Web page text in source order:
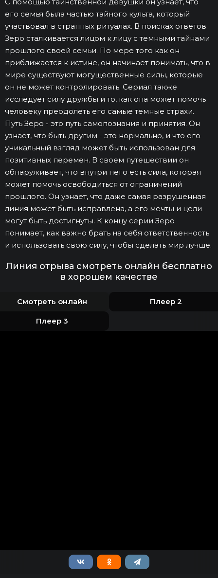
С помощью таинственной девушки он узнает, что
его семья была частью тайного культа, который
участвовал в странных ритуалах. В поисках ответов
Зеро сталкивается лицом к лицу с темными тайнами
прошлого своей семьи. По мере того как он
приближается к истине, он начинает понимать, что в
мире существуют могущественные силы, которые
он не может контролировать. Сериал также
исследует силу дружбы и то, как она может помочь
человеку преодолеть его самые темные страхи.
Путь Зеро - это путь самопознания и принятия. Он
узнает, что быть другим - это нормально, и что его
уникальный взгляд может быть использован для
позитивных перемен. В своем путешествии он
обнаруживает, что внутри него есть сила, которая
может помочь освободиться от ограничений
прошлого. Он узнает, что даже самая разрушенная
линия может быть исправлена, а его мечты и цели
могут быть достигнуты. К концу серии Зеро
понимает, как важно брать на себя ответственность
и использовать свою силу, чтобы сделать мир лучше.
Линия отрыва смотреть онлайн бесплатно
в хорошем качестве
Смотреть онлайн Плеер 2
Плеер 3